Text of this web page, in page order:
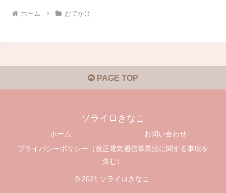
ホーム おでかけ
PAGE TOP
ソライロきなこ
ホーム
お問い合わせ
プライバシーポリシー（改正電気通信事業法に関する事項を
含む）
© 2021 ソライロきなこ.